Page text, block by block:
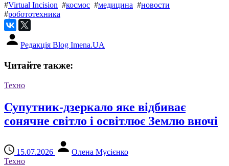
#Virtual Incision #космос #медицина #новости
#робототехника
Редакція Blog Imena.UA
Читайте также:
Техно
Супутник-дзеркало яке відбиває
сонячне світло і освітлює Землю вночі
15.07.2026
Олена Мусієнко
Техно